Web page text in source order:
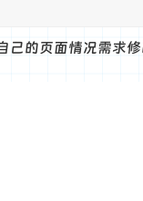
己的页面情况需求